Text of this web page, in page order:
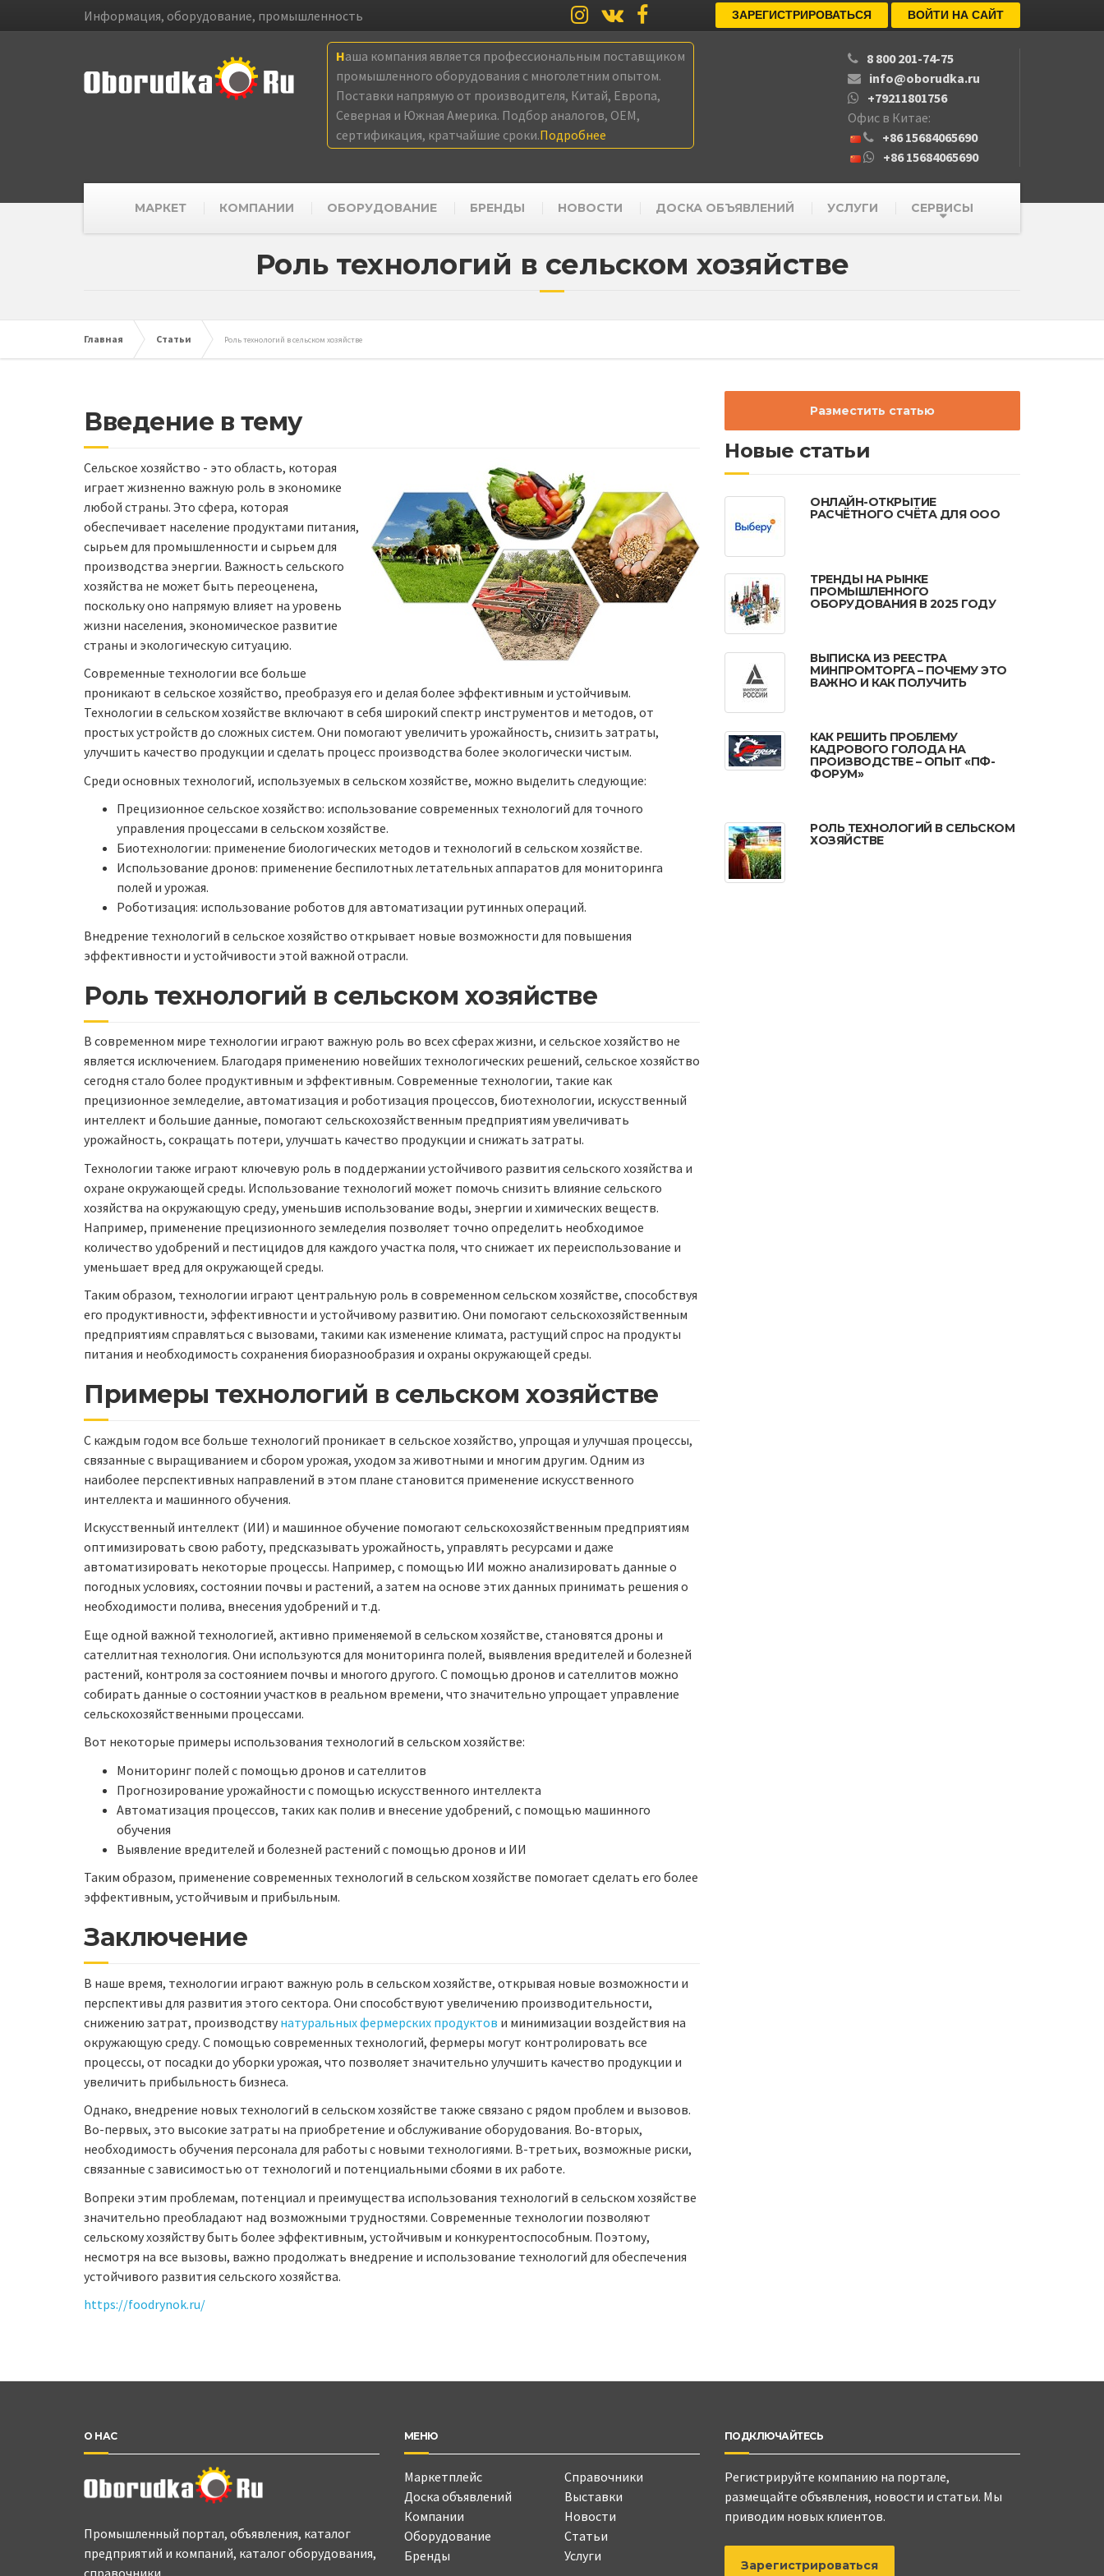
Информация, оборудование, промышленность ЗАРЕГИСТРИРОВАТЬСЯ ВОЙТИ НА САЙТ
Наша компания является профессиональным поставщиком
промышленного оборудования с многолетним опытом.
Поставки напрямую от производителя, Китай, Европа,
Северная и Южная Америка. Подбор аналогов, OEM,
сертификация, кратчайшие сроки.Подробнее
8 800 201-74-75
info@oborudka.ru
+79211801756
Офис в Китае:
+86 15684065690
+86 15684065690
МАРКЕТ КОМПАНИИ ОБОРУДОВАНИЕ БРЕНДЫ НОВОСТИ ДОСКА ОБЪЯВЛЕНИЙ УСЛУГИ СЕРВИСЫ
Роль технологий в сельском хозяйстве
Главная Статьи Роль технологий в сельском хозяйстве
Введение в тему
Сельское хозяйство - это область, которая
играет жизненно важную роль в экономике
любой страны. Это сфера, которая
обеспечивает население продуктами питания,
сырьем для промышленности и сырьем для
производства энергии. Важность сельского
хозяйства не может быть переоценена,
поскольку оно напрямую влияет на уровень
жизни населения, экономическое развитие
страны и экологическую ситуацию.
Современные технологии все больше
проникают в сельское хозяйство, преобразуя его и делая более эффективным и устойчивым.
Технологии в сельском хозяйстве включают в себя широкий спектр инструментов и методов, от
простых устройств до сложных систем. Они помогают увеличить урожайность, снизить затраты,
улучшить качество продукции и сделать процесс производства более экологически чистым.
Среди основных технологий, используемых в сельском хозяйстве, можно выделить следующие:
Прецизионное сельское хозяйство: использование современных технологий для точного
управления процессами в сельском хозяйстве.
Биотехнологии: применение биологических методов и технологий в сельском хозяйстве.
Использование дронов: применение беспилотных летательных аппаратов для мониторинга
полей и урожая.
Роботизация: использование роботов для автоматизации рутинных операций.
Внедрение технологий в сельское хозяйство открывает новые возможности для повышения
эффективности и устойчивости этой важной отрасли.
Роль технологий в сельском хозяйстве
В современном мире технологии играют важную роль во всех сферах жизни, и сельское хозяйство не
является исключением. Благодаря применению новейших технологических решений, сельское хозяйство
сегодня стало более продуктивным и эффективным. Современные технологии, такие как
прецизионное земледелие, автоматизация и роботизация процессов, биотехнологии, искусственный
интеллект и большие данные, помогают сельскохозяйственным предприятиям увеличивать
урожайность, сокращать потери, улучшать качество продукции и снижать затраты.
Технологии также играют ключевую роль в поддержании устойчивого развития сельского хозяйства и
охране окружающей среды. Использование технологий может помочь снизить влияние сельского
хозяйства на окружающую среду, уменьшив использование воды, энергии и химических веществ.
Например, применение прецизионного земледелия позволяет точно определить необходимое
количество удобрений и пестицидов для каждого участка поля, что снижает их переиспользование и
уменьшает вред для окружающей среды.
Таким образом, технологии играют центральную роль в современном сельском хозяйстве, способствуя
его продуктивности, эффективности и устойчивому развитию. Они помогают сельскохозяйственным
предприятиям справляться с вызовами, такими как изменение климата, растущий спрос на продукты
питания и необходимость сохранения биоразнообразия и охраны окружающей среды.
Примеры технологий в сельском хозяйстве
С каждым годом все больше технологий проникает в сельское хозяйство, упрощая и улучшая процессы,
связанные с выращиванием и сбором урожая, уходом за животными и многим другим. Одним из
наиболее перспективных направлений в этом плане становится применение искусственного
интеллекта и машинного обучения.
Искусственный интеллект (ИИ) и машинное обучение помогают сельскохозяйственным предприятиям
оптимизировать свою работу, предсказывать урожайность, управлять ресурсами и даже
автоматизировать некоторые процессы. Например, с помощью ИИ можно анализировать данные о
погодных условиях, состоянии почвы и растений, а затем на основе этих данных принимать решения о
необходимости полива, внесения удобрений и т.д.
Еще одной важной технологией, активно применяемой в сельском хозяйстве, становятся дроны и
сателлитная технология. Они используются для мониторинга полей, выявления вредителей и болезней
растений, контроля за состоянием почвы и многого другого. С помощью дронов и сателлитов можно
собирать данные о состоянии участков в реальном времени, что значительно упрощает управление
сельскохозяйственными процессами.
Вот некоторые примеры использования технологий в сельском хозяйстве:
Мониторинг полей с помощью дронов и сателлитов
Прогнозирование урожайности с помощью искусственного интеллекта
Автоматизация процессов, таких как полив и внесение удобрений, с помощью машинного
обучения
Выявление вредителей и болезней растений с помощью дронов и ИИ
Таким образом, применение современных технологий в сельском хозяйстве помогает сделать его более
эффективным, устойчивым и прибыльным.
Заключение
В наше время, технологии играют важную роль в сельском хозяйстве, открывая новые возможности и
перспективы для развития этого сектора. Они способствуют увеличению производительности,
снижению затрат, производству натуральных фермерских продуктов и минимизации воздействия на
окружающую среду. С помощью современных технологий, фермеры могут контролировать все
процессы, от посадки до уборки урожая, что позволяет значительно улучшить качество продукции и
увеличить прибыльность бизнеса.
Однако, внедрение новых технологий в сельском хозяйстве также связано с рядом проблем и вызовов.
Во-первых, это высокие затраты на приобретение и обслуживание оборудования. Во-вторых,
необходимость обучения персонала для работы с новыми технологиями. В-третьих, возможные риски,
связанные с зависимостью от технологий и потенциальными сбоями в их работе.
Вопреки этим проблемам, потенциал и преимущества использования технологий в сельском хозяйстве
значительно преобладают над возможными трудностями. Современные технологии позволяют
сельскому хозяйству быть более эффективным, устойчивым и конкурентоспособным. Поэтому,
несмотря на все вызовы, важно продолжать внедрение и использование технологий для обеспечения
устойчивого развития сельского хозяйства.
https://foodrynok.ru/
Разместить статью
Новые статьи
ОНЛАЙН-ОТКРЫТИЕ
РАСЧЁТНОГО СЧЁТА ДЛЯ ООО
ТРЕНДЫ НА РЫНКЕ
ПРОМЫШЛЕННОГО
ОБОРУДОВАНИЯ В 2025 ГОДУ
ВЫПИСКА ИЗ РЕЕСТРА
МИНПРОМТОРГА – ПОЧЕМУ ЭТО
ВАЖНО И КАК ПОЛУЧИТЬ
КАК РЕШИТЬ ПРОБЛЕМУ
КАДРОВОГО ГОЛОДА НА
ПРОИЗВОДСТВЕ – ОПЫТ «ПФ-
ФОРУМ»
РОЛЬ ТЕХНОЛОГИЙ В СЕЛЬСКОМ
ХОЗЯЙСТВЕ
О НАС
Промышленный портал, объявления, каталог
предприятий и компаний, каталог оборудования,
справочники
МЕНЮ
Маркетплейс
Доска объявлений
Компании
Оборудование
Бренды
Справочники
Выставки
Новости
Статьи
Услуги
ПОДКЛЮЧАЙТЕСЬ
Регистрируйте компанию на портале,
размещайте объявления, новости и статьи. Мы
приводим новых клиентов.
Зарегистрироваться